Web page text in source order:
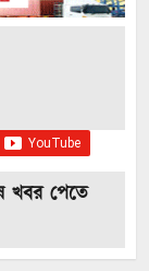
খবর পেতে